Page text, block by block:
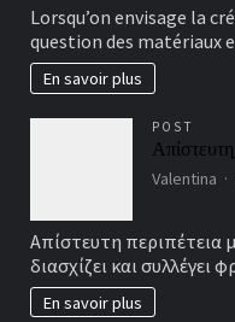
Lorsqu’on envisage la
question des
En savoir plus
POST
Valentina
Απίστευτη περιπέτεια
διασχίζει και
En savoir plus